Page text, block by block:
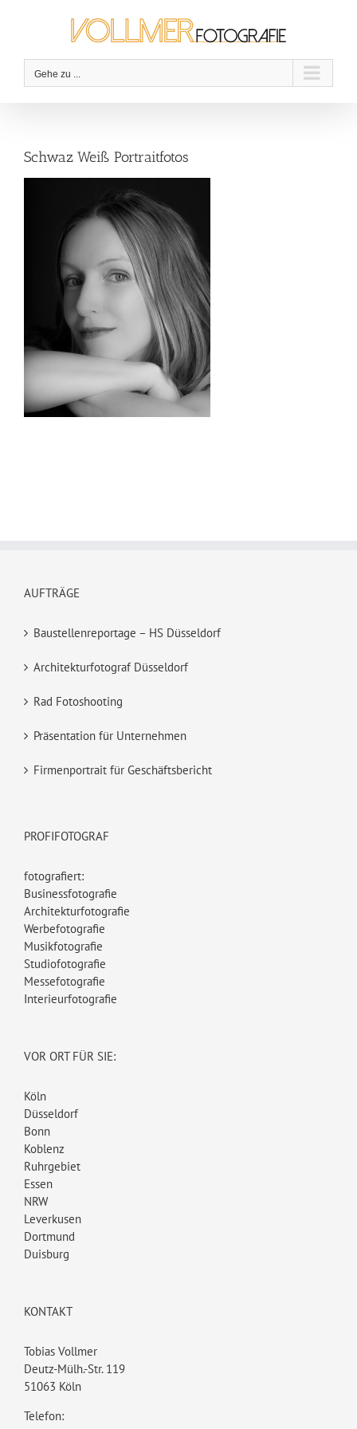
Gehe zu ...
Schwaz Weiß Portraitfotos
AUFTRÄGE
Baustellenreportage – HS Düsseldorf
Architekturfotograf Düsseldorf
Rad Fotoshooting
Präsentation für Unternehmen
Firmenportrait für Geschäftsbericht
PROFIFOTOGRAF
fotografiert:
Businessfotografie
Architekturfotografie
Werbefotografie
Musikfotografie
Studiofotografie
Messefotografie
Interieurfotografie
VOR ORT FÜR SIE:
Köln
Düsseldorf
Bonn
Koblenz
Ruhrgebiet
Essen
NRW
Leverkusen
Dortmund
Duisburg
KONTAKT
Tobias Vollmer
Deutz-Mülh.-Str. 119
51063 Köln
Telefon: